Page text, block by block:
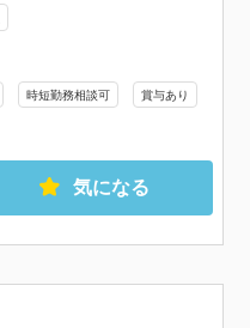
時短勤務相談可 賞与あり
気になる